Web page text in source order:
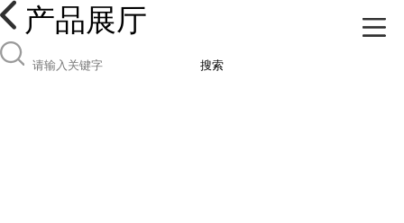
产品展厅
搜索